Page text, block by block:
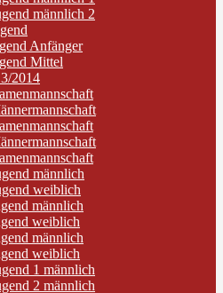
männlich 2
Anfänger
Mittel
2014
männlich
weiblich
männlich
weiblich
männlich
weiblich
1 männlich
2 männlich